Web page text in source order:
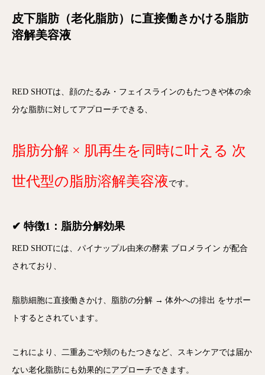
皮下脂肪（老化脂肪）に直接働きかける脂肪
溶解美容液
RED SHOTは、 顔のたるみ・フェイスラインのもたつきや体の余
分な脂肪に対してアプローチできる、
脂肪分解 × 肌再生を同時に叶える 次
世代型の脂肪溶解美容液です。
✔ 特徴1：脂肪分解効果
RED SHOTには、パイナップル由来の酵素 ブロメライン が配合
されており、
脂肪細胞に直接働きかけ、 脂肪の分解 → 体外への排出 をサポー
トするとされています。
これにより、二重あごや頬のもたつきなど、
スキンケアでは届か
ない老化脂肪にも効果的にアプローチできます。